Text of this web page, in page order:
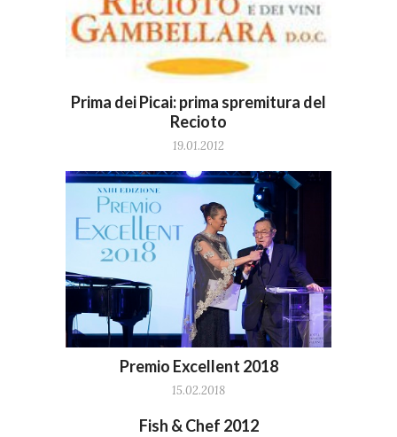
Prima dei Picai: prima spremitura del
Recioto
19.01.2012
Premio Excellent 2018
15.02.2018
Fish & Chef 2012